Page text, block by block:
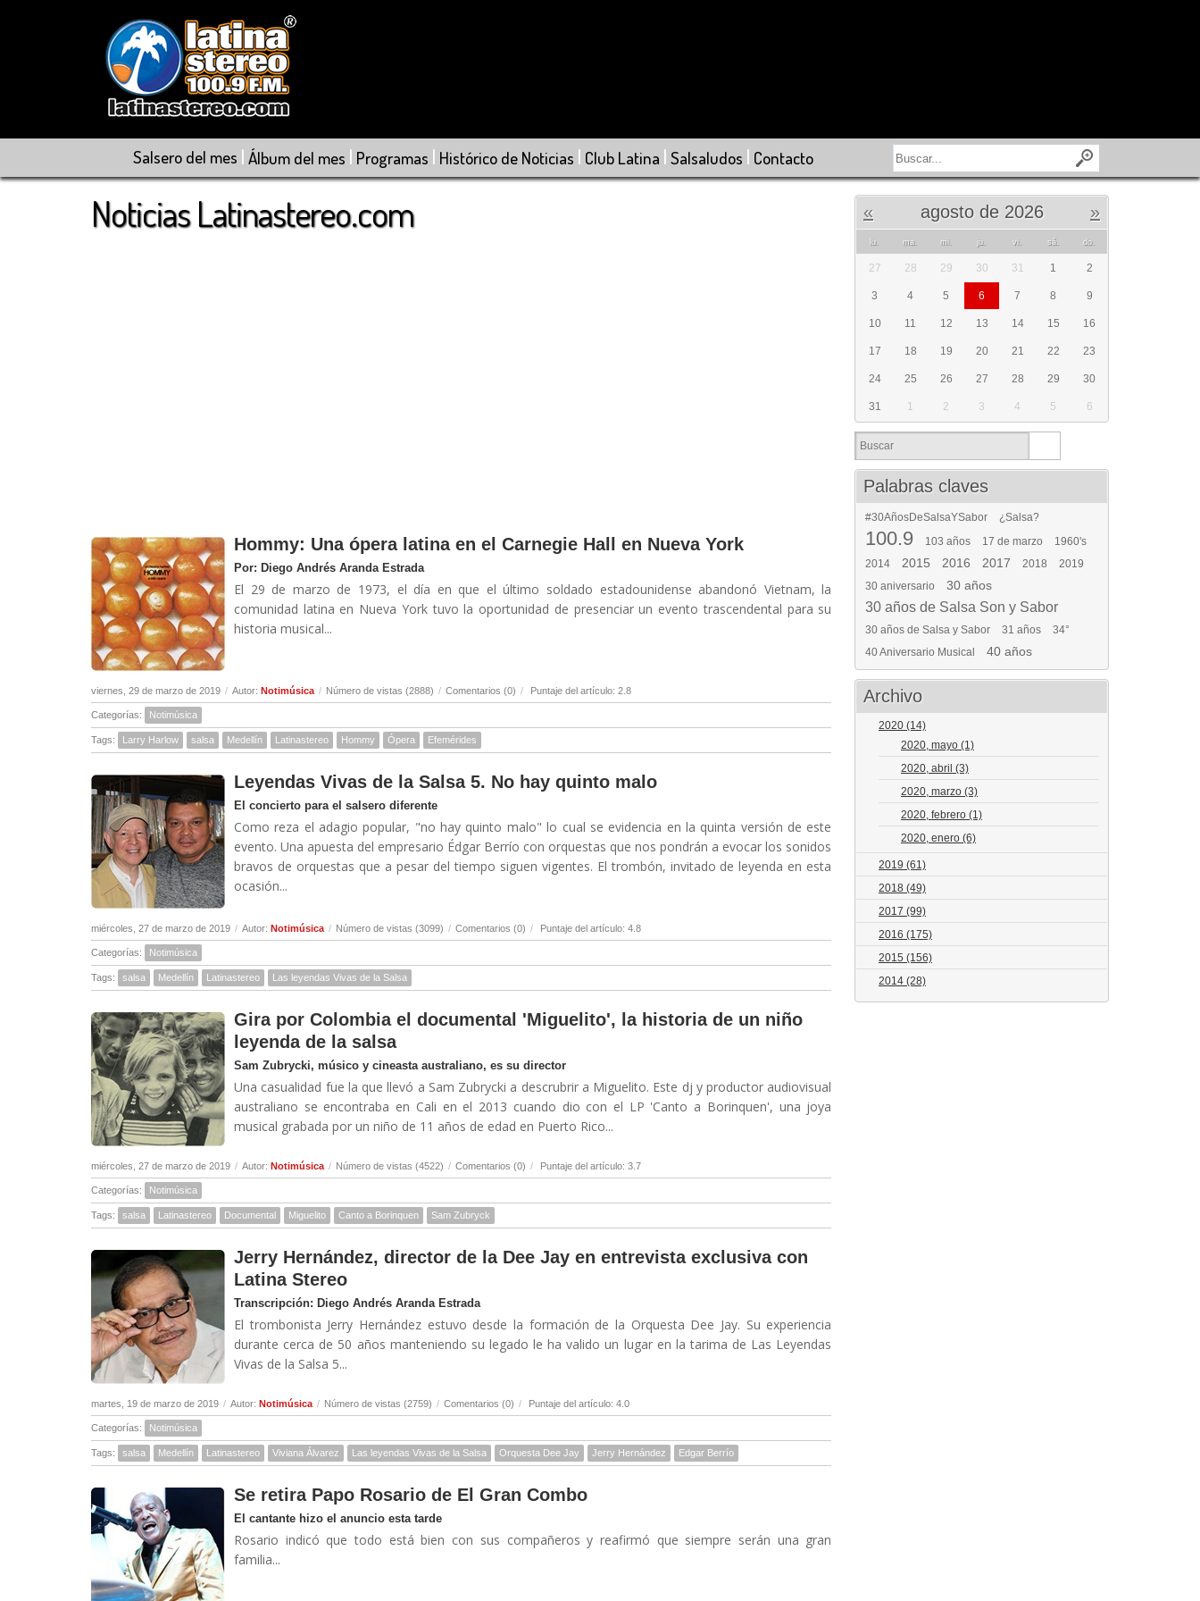
Salsero del mes | Álbum del mes | Programas | Histórico de Noticias | Club Latina | Salsaludos | Contacto
Noticias Latinastereo.com
Hommy: Una ópera latina en el Carnegie Hall en Nueva York
Por: Diego Andrés Aranda Estrada
El 29 de marzo de 1973, el día en que el último soldado estadounidense abandonó Vietnam, la
comunidad latina en Nueva York tuvo la oportunidad de presenciar un evento trascendental para su
historia musical...
viernes, 29 de marzo de 2019 / Autor: Notimúsica / Número de vistas (2888) / Comentarios (0) / Puntaje del artículo: 2.8
Categorías: Notimúsica
Tags: Larry Harlow salsa Medellín Latinastereo Hommy Ópera Efemérides
Leyendas Vivas de la Salsa 5. No hay quinto malo
El concierto para el salsero diferente
Como reza el adagio popular, "no hay quinto malo" lo cual se evidencia en la quinta versión de este
evento. Una apuesta del empresario Édgar Berrío con orquestas que nos pondrán a evocar los sonidos
bravos de orquestas que a pesar del tiempo siguen vigentes. El trombón, invitado de leyenda en esta
ocasión...
miércoles, 27 de marzo de 2019 / Autor: Notimúsica / Número de vistas (3099) / Comentarios (0) / Puntaje del artículo: 4.8
Categorías: Notimúsica
Tags: salsa Medellín Latinastereo Las leyendas Vivas de la Salsa
Gira por Colombia el documental 'Miguelito', la historia de un niño
leyenda de la salsa
Sam Zubrycki, músico y cineasta australiano, es su director
Una casualidad fue la que llevó a Sam Zubrycki a descrubrir a Miguelito. Este dj y productor audiovisual
australiano se encontraba en Cali en el 2013 cuando dio con el LP 'Canto a Borinquen', una joya
musical grabada por un niño de 11 años de edad en Puerto Rico...
miércoles, 27 de marzo de 2019 / Autor: Notimúsica / Número de vistas (4522) / Comentarios (0) / Puntaje del artículo: 3.7
Categorías: Notimúsica
Tags: salsa Latinastereo Documental Miguelito Canto a Borinquen Sam Zubryck
Jerry Hernández, director de la Dee Jay en entrevista exclusiva con
Latina Stereo
Transcripción: Diego Andrés Aranda Estrada
El trombonista Jerry Hernández estuvo desde la formación de la Orquesta Dee Jay. Su experiencia
durante cerca de 50 años manteniendo su legado le ha valido un lugar en la tarima de Las Leyendas
Vivas de la Salsa 5...
martes, 19 de marzo de 2019 / Autor: Notimúsica / Número de vistas (2759) / Comentarios (0) / Puntaje del artículo: 4.0
Categorías: Notimúsica
Tags: salsa Medellín Latinastereo Viviana Álvarez Las leyendas Vivas de la Salsa Orquesta Dee Jay Jerry Hernández Edgar Berrío
Se retira Papo Rosario de El Gran Combo
El cantante hizo el anuncio esta tarde
Rosario indicó que todo está bien con sus compañeros y reafirmó que siempre serán una gran
familia...
« agosto de 2026 »
lu. ma. mi. ju. vi. sá. do.
27 28 29 30 31 1 2
3 4 5 6 7 8 9
10 11 12 13 14 15 16
17 18 19 20 21 22 23
24 25 26 27 28 29 30
31 1 2 3 4 5 6
Palabras claves
#30AñosDeSalsaYSabor ¿Salsa?
100.9 103 años 17 de marzo
1960's
2014
2015 2016 2017 2018
2019
30 aniversario
30 años
30 años de Salsa Son y Sabor
30 años de Salsa y Sabor 31 años
34°
40 Aniversario Musical
40 años
Archivo
2020 (14)
2020, mayo (1)
2020, abril (3)
2020, marzo (3)
2020, febrero (1)
2020, enero (6)
2019 (61)
2018 (49)
2017 (99)
2016 (175)
2015 (156)
2014 (28)